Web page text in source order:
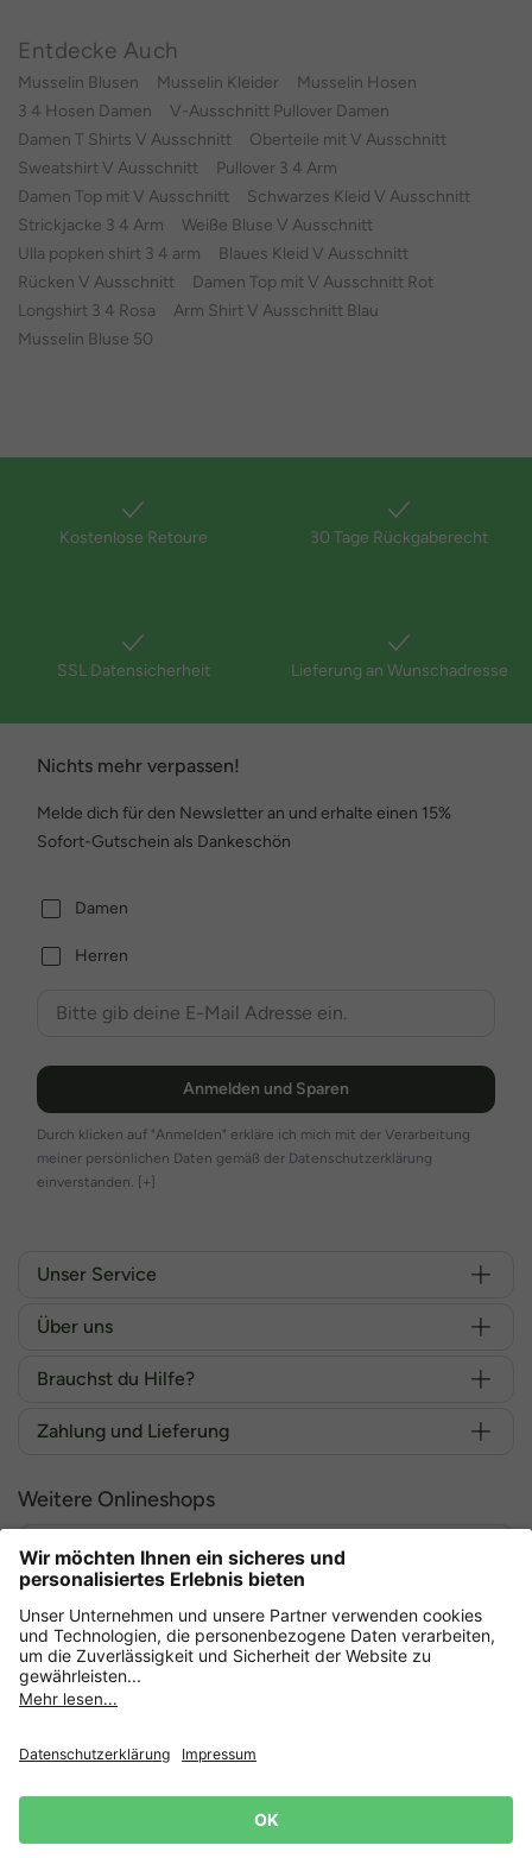
Entdecke Auch
Musselin Blusen Musselin Kleider
Musselin Hosen
3 4 Hosen Damen
V-Ausschnitt Pullover Damen
Damen T Shirts V Ausschnitt
Oberteile mit V Ausschnitt
Sweatshirt V Ausschnitt
Pullover 3 4 Arm
Damen Top mit V Ausschnitt
Schwarzes Kleid V Ausschnitt
Strickjacke 3 4 Arm
Weiße Bluse V Ausschnitt
Ulla popken shirt 3 4 arm
Blaues Kleid V Ausschnitt
Rücken V Ausschnitt
Damen Top mit V Ausschnitt Rot
Longshirt 3 4 Rosa
Arm Shirt V Ausschnitt Blau
Musselin Bluse 50
Kostenlose Retoure 30 Tage Rückgaberecht
SSL Datensicherheit Lieferung an Wunschadresse
Nichts mehr verpassen!
Melde dich für den Newsletter an und erhalte einen 15%
Sofort-Gutschein als Dankeschön
Damen
Herren
Anmelden und Sparen
Durch klicken auf "Anmelden" erkläre ich mich mit der Verarbeitung
meiner persönlichen Daten gemäß der Datenschutzerklärung
einverstanden. [+]
Unser Service
Über uns
Brauchst du Hilfe?
Zahlung und Lieferung
Weitere Onlineshops
Deutschland
Sicher einkaufen mit
AGB
Lieferbedingungen
Impressum Cookie Einstellungen